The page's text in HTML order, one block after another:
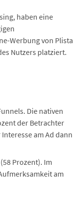
haben eine
Werbung von Plista
Nutzers platziert.
Die nativen
der Betrachter
am Ad dann
Prozent). Im
am